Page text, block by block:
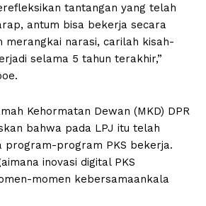
tantangan yang telah
antum bisa bekerja secara
merangkai narasi, carilah kisah-
selama 5 tahun terakhir,”
Kehormatan Dewan (MKD) DPR
bahwa pada LPJ itu telah
program-program PKS bekerja.
inovasi digital PKS
momen kebersamaankala